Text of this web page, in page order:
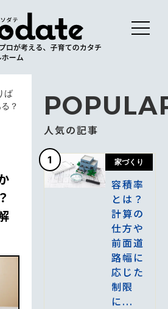
ば
？
人気の記事
1 家づくり
容積率
とは？
計算の
仕方や
前面道
路幅に
応じた
制限
に...